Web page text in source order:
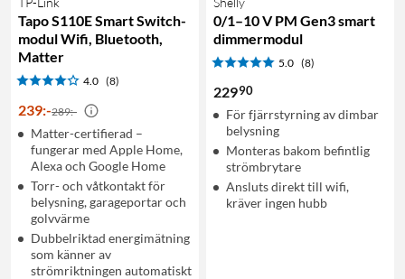
Tapo S110E Smart Switch-
modul Wifi, Bluetooth,
Matter
4.0 (8)
239:-289:-
Matter-certifierad –
fungerar med Apple Home,
Alexa och Google Home
Torr- och våtkontakt för
belysning, garageportar och
golvvärme
Dubbelriktad energimätning
som känner av
strömriktningen automatiskt
0/1–10 V PM Gen3 smart
dimmermodul
5.0 (8)
22990
För fjärrstyrning av dimbar
belysning
Monteras bakom befintlig
strömbrytare
Ansluts direkt till wifi,
kräver ingen hubb